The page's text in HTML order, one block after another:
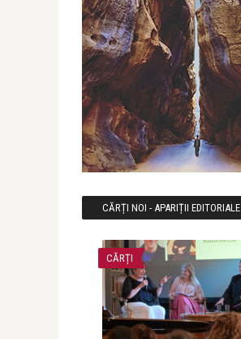
CĂRȚI NOI - APARIȚII EDITORIALE
CĂRȚI